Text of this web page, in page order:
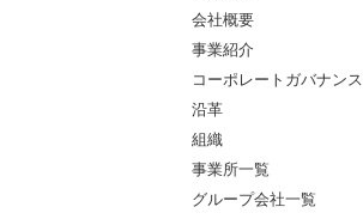
会社概要
事業紹介
コーポレートガバナンス
沿革
組織
事業所一覧
グループ会社一覧